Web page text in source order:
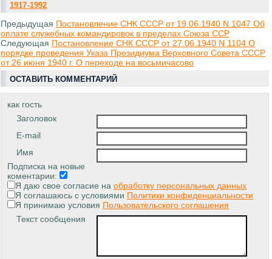
1917-1992
Предыдущая Постановление СНК СССР от 19.06.1940 N 1047 Об
оплате служебных командировок в пределах Союза ССР
Следующая Постановление СНК СССР от 27.06.1940 N 1104 О
порядке проведения Указа Президиума Верховного Совета СССР
от 26 июня 1940 г. О переходе на восьмичасово
ОСТАВИТЬ КОММЕНТАРИЙ
как гость
Заголовок
E-mail
Имя
Подписка на новые
коментарии:
Я даю свое согласие на обработку персональных данных
Я соглашаюсь с условиями Политики конфиденциальности
Я принимаю условия Пользовательского соглашения
Текст сообщения